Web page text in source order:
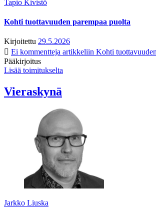
Tapio Kivistö
Kohti tuottavuuden parempaa puolta
Kirjoitettu 29.5.2026
Ei kommentteja artikkeliin Kohti
Pääkirjoitus
Lisää toimitukselta
Vieraskynä
Jarkko Liuska